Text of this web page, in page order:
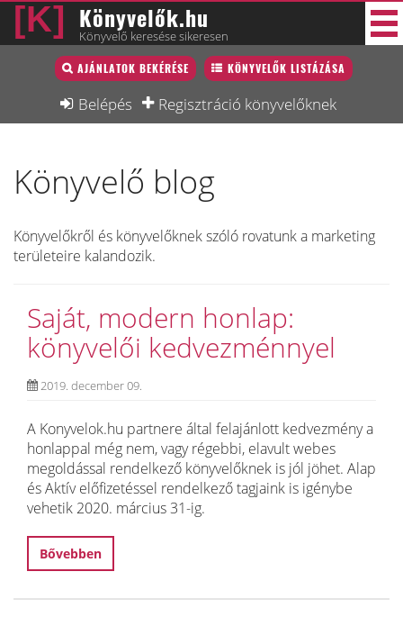
Könyvelők.hu
Könyvelő keresése sikeresen
AJÁNLATOK BEKÉRÉSE KÖNYVELŐK LISTÁZÁSA
Belépés Regisztráció könyvelőknek
Könyvelő lista
Könyvelési munkák
Interjú
Állás
Könyvelő blog
Könyvelőkről és könyvelőknek szóló rovatunk a marketing
területeire kalandozik.
Saját, modern honlap:
könyvelői kedvezménnyel
2019. december 09.
A Konyvelok.hu partnere által felajánlott kedvezmény a
honlappal még nem, vagy régebbi, elavult webes
megoldással rendelkező könyvelőknek is jól jöhet. Alap
és Aktív előfizetéssel rendelkező tagjaink is igénybe
vehetik 2020. március 31-ig.
Bővebben